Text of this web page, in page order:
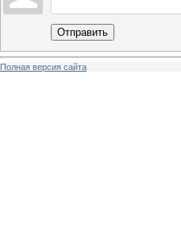
Отправить
Полная версия сайта